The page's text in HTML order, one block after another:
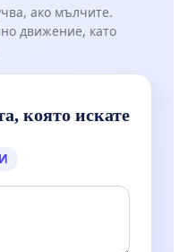
ако мълчите.
движение, като
която искате